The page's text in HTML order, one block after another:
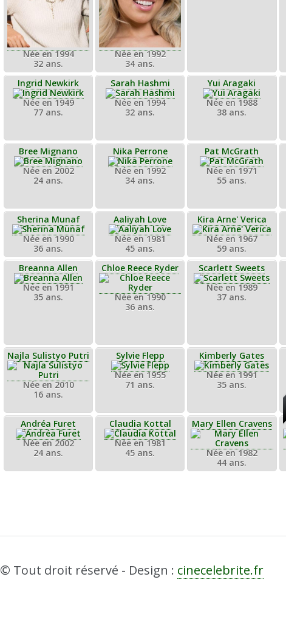
Née en 1994
32 ans.
Née en 1992
34 ans.
Ingrid Newkirk
Née en 1949
77 ans.
Sarah Hashmi
Née en 1994
32 ans.
Yui Aragaki
Née en 1988
38 ans.
Bree Mignano
Née en 2002
24 ans.
Nika Perrone
Née en 1992
34 ans.
Pat McGrath
Née en 1971
55 ans.
Sherina Munaf
Née en 1990
36 ans.
Aaliyah Love
Née en 1981
45 ans.
Kira Arne' Verica
Née en 1967
59 ans.
Breanna Allen
Née en 1991
35 ans.
Chloe Reece Ryder
Née en 1990
36 ans.
Scarlett Sweets
Née en 1989
37 ans.
Najla Sulistyo Putri
Née en 2010
16 ans.
Sylvie Flepp
Née en 1955
71 ans.
Kimberly Gates
Née en 1991
35 ans.
Andréa Furet
Née en 2002
24 ans.
Claudia Kottal
Née en 1981
45 ans.
Mary Ellen Cravens
Née en 1982
44 ans.
© Tout droit réservé - Design : cinecelebrite.fr